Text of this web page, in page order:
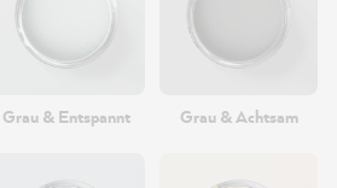
Grau & Entspannt Grau & Achtsam